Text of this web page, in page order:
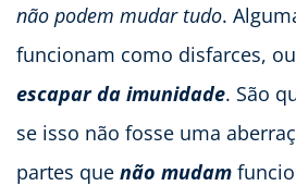
não podem mudar tudo.
funcionam como disfarces,
escapar da imunidade. São
se isso não fosse uma
partes que não mudam